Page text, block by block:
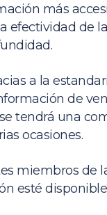
más
efectividad de
a la
de
tendrá una
ocasiones.
miembros de
esté